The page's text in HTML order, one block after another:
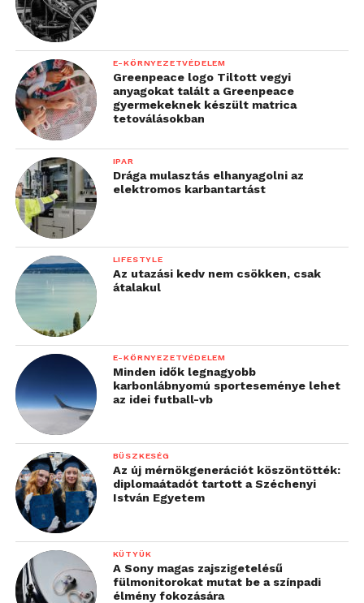
E-KÖRNYEZETVÉDELEM
Greenpeace logo Tiltott vegyi
anyagokat talált a Greenpeace
gyermekeknek készült matrica
tetoválásokban
IPAR
Drága mulasztás elhanyagolni az
elektromos karbantartást
LIFESTYLE
Az utazási kedv nem csökken, csak
átalakul
E-KÖRNYEZETVÉDELEM
Minden idők legnagyobb
karbonlábnyomú sporteseménye lehet
az idei futball-vb
BÜSZKESÉG
Az új mérnökgenerációt köszöntötték:
diplomaátadót tartott a Széchenyi
István Egyetem
KÜTYÜK
A Sony magas zajszigetelésű
fülmonitorokat mutat be a színpadi
élmény fokozására